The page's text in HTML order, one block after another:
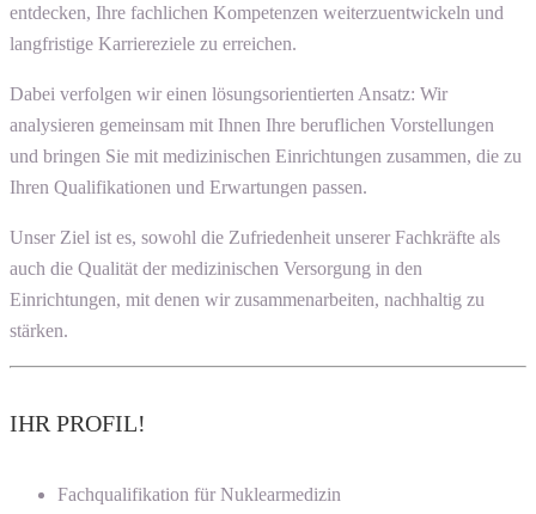
entdecken, Ihre fachlichen Kompetenzen weiterzuentwickeln und
langfristige Karriereziele zu erreichen.
Dabei verfolgen wir einen lösungsorientierten Ansatz: Wir
analysieren gemeinsam mit Ihnen Ihre beruflichen Vorstellungen
und bringen Sie mit medizinischen Einrichtungen zusammen, die zu
Ihren Qualifikationen und Erwartungen passen.
Unser Ziel ist es, sowohl die Zufriedenheit unserer Fachkräfte als
auch die Qualität der medizinischen Versorgung in den
Einrichtungen, mit denen wir zusammenarbeiten, nachhaltig zu
stärken.
IHR PROFIL!
Fachqualifikation für Nuklearmedizin